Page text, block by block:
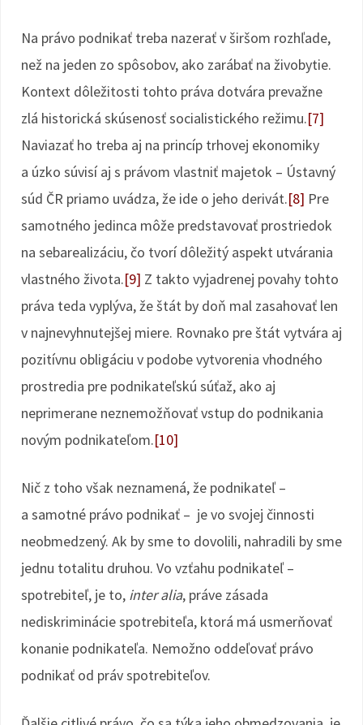
Na právo podnikať treba nazerať v širšom rozhľade,
než na jeden zo spôsobov, ako zarábať na živobytie.
Kontext dôležitosti tohto práva dotvára prevažne
zlá historická skúsenosť socialistického režimu.[7]
Naviazať ho treba aj na princíp trhovej ekonomiky
a úzko súvisí aj s právom vlastniť majetok – Ústavný
súd ČR priamo uvádza, že ide o jeho derivát.[8] Pre
samotného jedinca môže predstavovať prostriedok
na sebarealizáciu, čo tvorí dôležitý aspekt utvárania
vlastného života.[9] Z takto vyjadrenej povahy tohto
práva teda vyplýva, že štát by doň mal zasahovať len
v najnevyhnutejšej miere. Rovnako pre štát vytvára aj
pozitívnu obligáciu v podobe vytvorenia vhodného
prostredia pre podnikateľskú súťaž, ako aj
neprimerane neznemožňovať vstup do podnikania
novým podnikateľom.[10]
Nič z toho však neznamená, že podnikateľ –
a samotné právo podnikať – je vo svojej činnosti
neobmedzený. Ak by sme to dovolili, nahradili by sme
jednu totalitu druhou. Vo vzťahu podnikateľ –
spotrebiteľ, je to, inter alia, práve zásada
nediskriminácie spotrebiteľa, ktorá má usmerňovať
konanie podnikateľa. Nemožno oddeľovať právo
podnikať od práv spotrebiteľov.